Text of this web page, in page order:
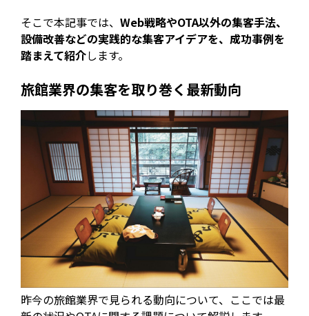
そこで本記事では、Web戦略やOTA以外の集客手法、
設備改善などの実践的な集客アイデアを、成功事例を
踏まえて紹介します。
旅館業界の集客を取り巻く最新動向
昨今の旅館業界で見られる動向について、ここでは最